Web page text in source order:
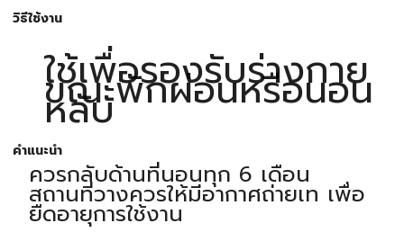
วิธีใช้งาน
ใช้เพื่อรองรับร่างกาย
ขณะพักผ่อนหรือนอน
หลับ
คำแนะนำ
ควรกลับด้านที่นอนทุก 6 เดือน
สถานที่วางควรให้มีอากาศถ่ายเท เพื่อ
ยืดอายุการใช้งาน